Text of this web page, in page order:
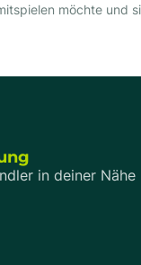
möchte und
in deiner Nähe